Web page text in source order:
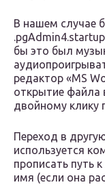
В нашем случае
бы это был
редактор «MS
открытие файла
двойному клику
Переход в
используется
прописать путь
имя (если она